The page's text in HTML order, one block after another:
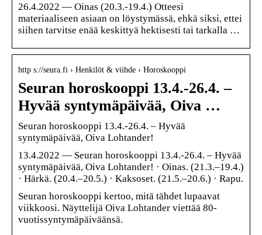
26.4.2022 — Oinas (20.3.-19.4.) Otteesi
materiaaliseen asiaan on löystymässä, ehkä siksi, ettei
siihen tarvitse enää keskittyä hektisesti tai tarkalla …
http s://seura.fi › Henkilöt & viihde › Horoskooppi
Seuran horoskooppi 13.4.-26.4. –
Hyvää syntymäpäivää, Oiva …
Seuran horoskooppi 13.4.-26.4. – Hyvää
syntymäpäivää, Oiva Lohtander!
13.4.2022 — Seuran horoskooppi 13.4.-26.4. – Hyvää
syntymäpäivää, Oiva Lohtander! · Oinas. (21.3.–19.4.)
· Härkä. (20.4.–20.5.) · Kaksoset. (21.5.–20.6.) · Rapu.
Seuran horoskooppi kertoo, mitä tähdet lupaavat
viikkoosi. Näyttelijä Oiva Lohtander viettää 80-
vuotissyntymäpäiväänsä.